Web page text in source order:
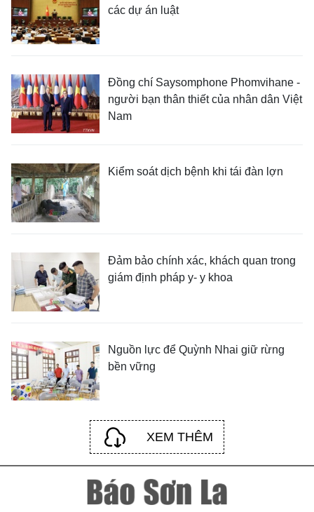
các dự án luật
Đồng chí Saysomphone Phomvihane -
người bạn thân thiết của nhân dân Việt
Nam
Kiểm soát dịch bệnh khi tái đàn lợn
Đảm bảo chính xác, khách quan trong
giám định pháp y- y khoa
Nguồn lực để Quỳnh Nhai giữ rừng
bền vững
XEM THÊM